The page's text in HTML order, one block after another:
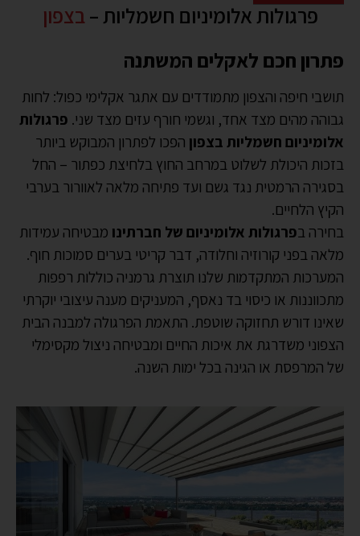
פרגולות אלומיניום חשמליות – בצפון
פתרון חכם לאקלים המשתנה
תושבי חיפה והצפון מתמודדים עם אתגר אקלימי כפול: לחות
גבוהה מהים מצד אחד, וגשמי חורף עזים מצד שני. פרגולות
אלומיניום חשמליות בצפון הפכו לפתרון המבוקש ביותר
בזכות היכולת לשלוט במרחב החוץ בלחיצת כפתור – החל
בסגירה הרמטית נגד גשם ועד פתיחה מלאה לאוורור בערבי
הקיץ הלחיים.
בחירה בפרגולות אלומיניום של חברתינו מבטיחה עמידות
מלאה בפני קורוזיה וחלודה, דבר קריטי בערים סמוכות חוף.
המערכות המתקדמות שלנו תוצרת גרמניה כוללות רפפות
מתכווננות או כיסוי בד נאסף, המעניקים מענה עיצובי יוקרתי
שאינו דורש תחזוקה שוטפת. התאמת הפרגולה למבנה הבית
הצפוני משדרגת את איכות החיים ומבטיחה ניצול מקסימלי
של המרפסת או הגינה בכל ימות השנה.